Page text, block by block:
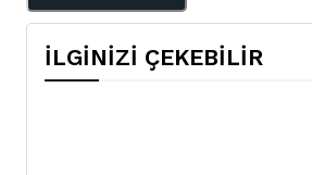
İLGİNİZİ ÇEKEBİLİR